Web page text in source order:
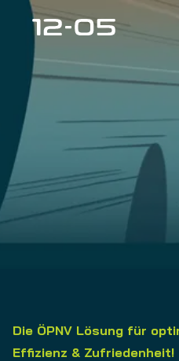
Die ÖPNV Lösung für
Effizienz & Zufriedenheit!